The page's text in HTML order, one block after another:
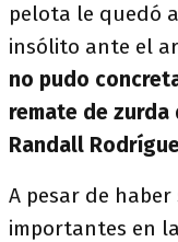
pelota le quedó a
insólito ante el
no pudo
remate de zurda
Randall
A pesar de
importantes en